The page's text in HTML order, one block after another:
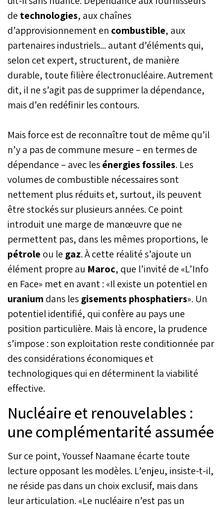
de technologies, aux chaînes
d’approvisionnement en combustible, aux
partenaires industriels... autant d’éléments qui,
selon cet expert, structurent, de manière
durable, toute filière électronucléaire. Autrement
dit, il ne s’agit pas de supprimer la dépendance,
mais d’en redéfinir les contours.
Mais force est de reconnaître tout de même qu’il
n’y a pas de commune mesure – en termes de
dépendance – avec lesénergies fossiles. Les
volumes de combustible nécessaires sont
nettement plus réduits et, surtout, ils peuvent
être stockés sur plusieurs années. Ce point
introduit une marge de manœuvre que ne
permettent pas, dans les mêmes proportions, le
pétrole ou le gaz. À cette réalité s’ajoute un
élément propre au Maroc, que l’invité de «L’Info
en Face» met en avant : «Il existe un potentiel en
uranium dans lesgisements phosphatiers». Un
potentiel identifié, qui confère au pays une
position particulière. Mais là encore, la prudence
s’impose : son exploitation reste conditionnée par
des considérations économiques et
technologiques qui en déterminent la viabilité
effective.
Nucléaire et renouvelables :
une complémentarité assumée
Sur ce point, Youssef Naamane écarte toute
lecture opposant les modèles. L’enjeu, insiste-t-il,
ne réside pas dans un choix exclusif, mais dans
leur articulation. «Le nucléaire n’est pas un